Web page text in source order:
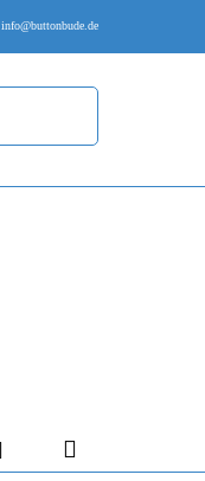
info@buttonbude.de